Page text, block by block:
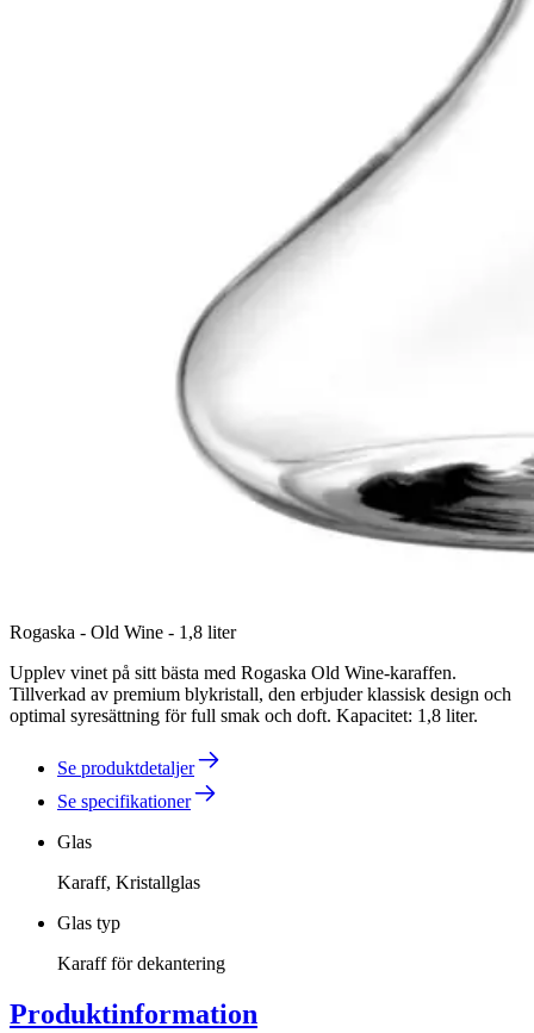
Rogaska - Old Wine - 1,8 liter
Upplev vinet på sitt bästa med Rogaska Old Wine-karaffen.
Tillverkad av premium blykristall, den erbjuder klassisk design och
optimal syresättning för full smak och doft. Kapacitet: 1,8 liter.
Se produktdetaljer
Se specifikationer
Glas
Karaff, Kristallglas
Glas typ
Karaff för dekantering
Produktinformation